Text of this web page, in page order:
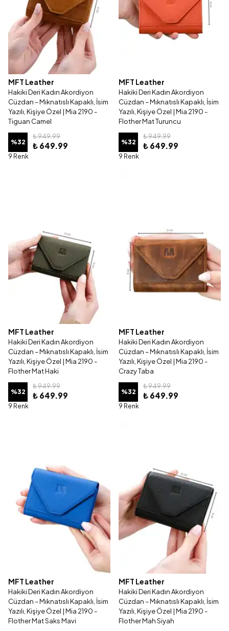
MFT Leather
Hakiki Deri Kadın Akordiyon
Cüzdan – Mıknatıslı Kapaklı, İsim
Yazılı, Kişiye Özel | Mia 2190 -
Tiguan Camel
%32
₺ 949.99
₺ 649.99
9 Renk
MFT Leather
Hakiki Deri Kadın Akordiyon
Cüzdan – Mıknatıslı Kapaklı, İsim
Yazılı, Kişiye Özel | Mia 2190 -
Flother Mat Turuncu
%32
₺ 949.99
₺ 649.99
9 Renk
MFT Leather
Hakiki Deri Kadın Akordiyon
Cüzdan – Mıknatıslı Kapaklı, İsim
Yazılı, Kişiye Özel | Mia 2190 -
Flother Mat Haki
%32
₺ 949.99
₺ 649.99
9 Renk
MFT Leather
Hakiki Deri Kadın Akordiyon
Cüzdan – Mıknatıslı Kapaklı, İsim
Yazılı, Kişiye Özel | Mia 2190 -
Crazy Taba
%32
₺ 949.99
₺ 649.99
9 Renk
MFT Leather
Hakiki Deri Kadın Akordiyon
Cüzdan – Mıknatıslı Kapaklı, İsim
Yazılı, Kişiye Özel | Mia 2190 -
Flother Mat Saks Mavi
MFT Leather
Hakiki Deri Kadın Akordiyon
Cüzdan – Mıknatıslı Kapaklı, İsim
Yazılı, Kişiye Özel | Mia 2190 -
Flother Mah Siyah